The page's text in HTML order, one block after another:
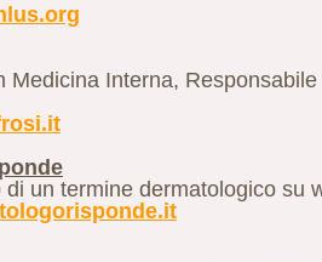
Medicina Interna,
un termine dermatologico su